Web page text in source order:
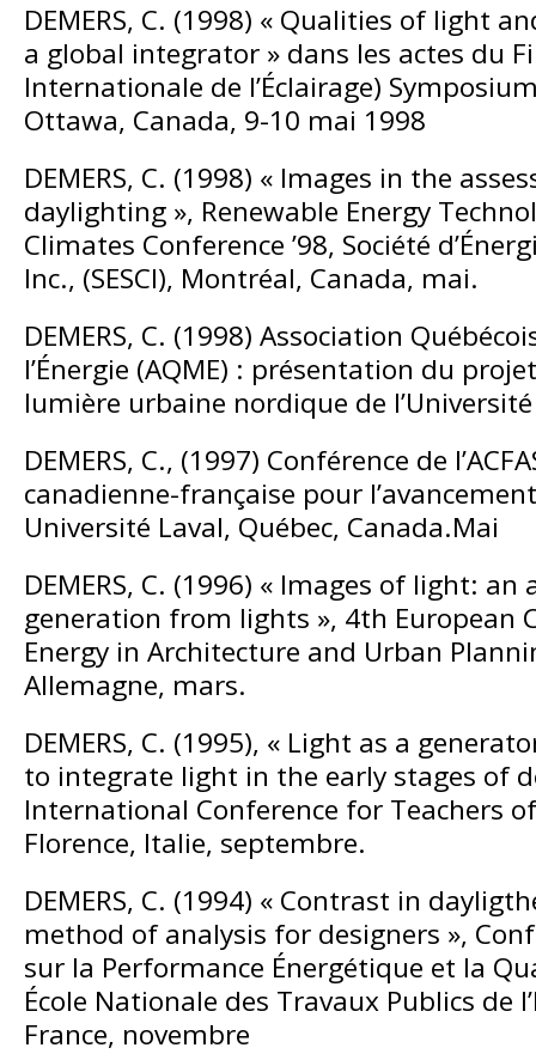
DEMERS, C. (1998) « Qualities of light
a global integrator » dans les actes du
Internationale de l’Éclairage)
Ottawa, Canada, 9-10 mai 1998
DEMERS, C. (1998) « Images in the
daylighting », Renewable Energy
Climates Conference ’98, Société
Inc., (SESCI), Montréal, Canada, mai.
DEMERS, C. (1998) Association
l’Énergie (AQME) : présentation du
lumière urbaine nordique de
DEMERS, C., (1997) Conférence de
canadienne-française pour
Université Laval, Québec, Canada.Mai
DEMERS, C. (1996) « Images of light:
generation from lights », 4th European
Energy in Architecture and Urban
Allemagne, mars.
DEMERS, C. (1995), « Light as a
to integrate light in the early stages of
International Conference for Teachers
Florence, Italie, septembre.
DEMERS, C. (1994) « Contrast in
method of analysis for designers »,
sur la Performance Énergétique et la
École Nationale des Travaux Publics de
France, novembre